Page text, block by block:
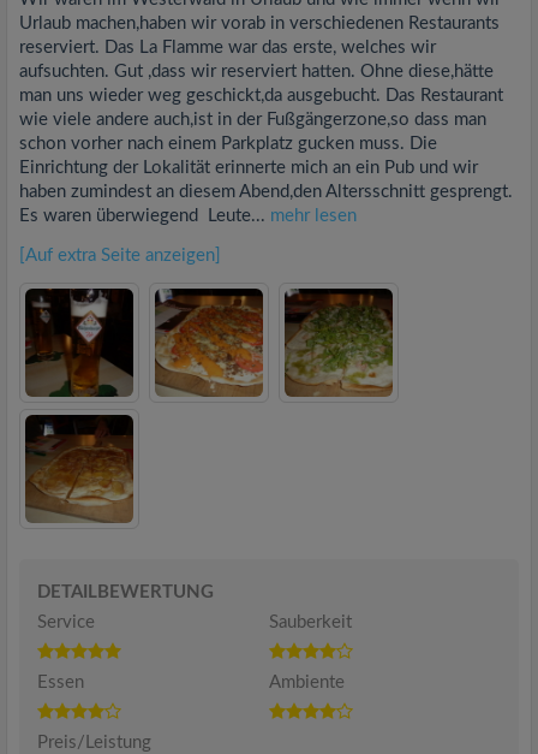
Urlaub machen,haben wir vorab in verschiedenen Restaurants
reserviert. Das La Flamme war das erste, welches wir
aufsuchten. Gut ,dass wir reserviert hatten. Ohne diese,hätte
man uns wieder weg geschickt,da ausgebucht. Das Restaurant
wie viele andere auch,ist in der Fußgängerzone,so dass man
schon vorher nach einem Parkplatz gucken muss. Die
Einrichtung der Lokalität erinnerte mich an ein Pub und wir
haben zumindest an diesem Abend,den Altersschnitt gesprengt.
Es waren überwiegend Leute... mehr lesen
[Auf extra Seite anzeigen]
DETAILBEWERTUNG
Service
Sauberkeit
Essen Ambiente
Preis/Leistung